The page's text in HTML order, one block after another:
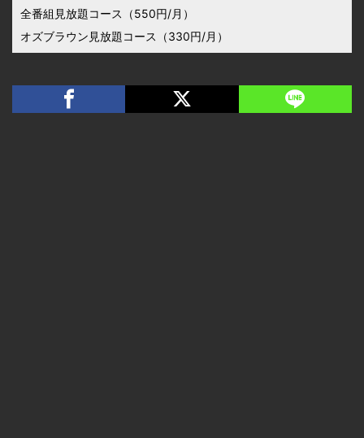
全番組見放題コース（550円/月）
オズブラウン見放題コース（330円/月）